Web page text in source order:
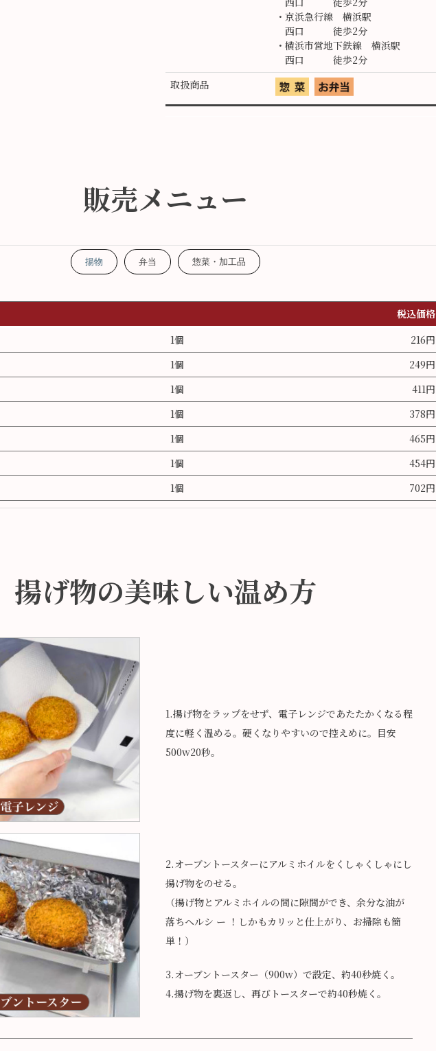
・京浜急行線 横浜駅
西口 徒歩2分
・横浜市営地下鉄線 横浜駅
西口 徒歩2分
取扱商品
販売メニュー
揚物 弁当 惣菜・加工品
税込価格
1個
216円
1個
249円
1個
411円
1個
378円
1個
465円
1個
454円
1個 702円
揚げ物の美味しい温め方
1.揚げ物をラップをせず、電子レンジであたたかくなる程
度に軽く温める。硬くなりやすいので控えめに。目安
500w20秒。
2.オーブントースターにアルミホイルをくしゃくしゃにし
揚げ物をのせる。
（揚げ物とアルミホイルの間に隙間ができ、余分な油が
落ちヘルシ ー ！しかもカリッと仕上がり、お掃除も簡
単！）
3.オーブントースター（900w）で設定、約40秒焼く。
4.揚げ物を裏返し、再びトースターで約40秒焼く。